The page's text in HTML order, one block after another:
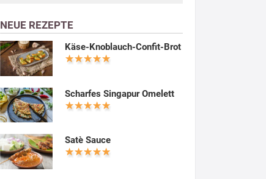
NEUE REZEPTE
Käse-Knoblauch-Confit-Brot
Scharfes Singapur Omelett
Satè Sauce